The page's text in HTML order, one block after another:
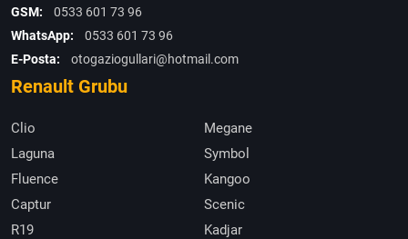
GSM:
0533 601 73 96
WhatsApp:
0533 601 73 96
E-Posta:
otogaziogullari@hotmail.com
Renault Grubu
Clio
Megane
Laguna
Symbol
Fluence
Kangoo
Captur
Scenic
R19
Kadjar